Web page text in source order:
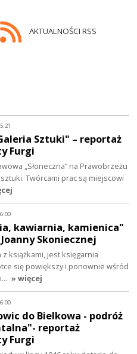
AKTUALNOŚCI RSS
Sztuki" – reportaż
Furgi
„Słoneczna” na Prawobrzeżu
Twórcami prac są miejscowi
kawiarnia, kamienica"
Skoniecznej
z książkami, jest księgarnia
się powiększy i ponownie wśród
» więcej
do Bielkowa - podróż
reportaż
Furgi